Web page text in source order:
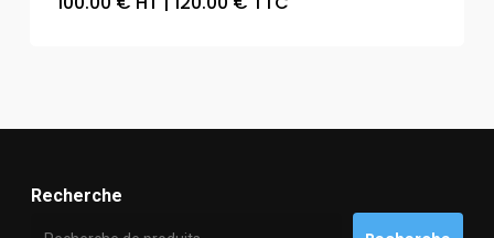
Recherche